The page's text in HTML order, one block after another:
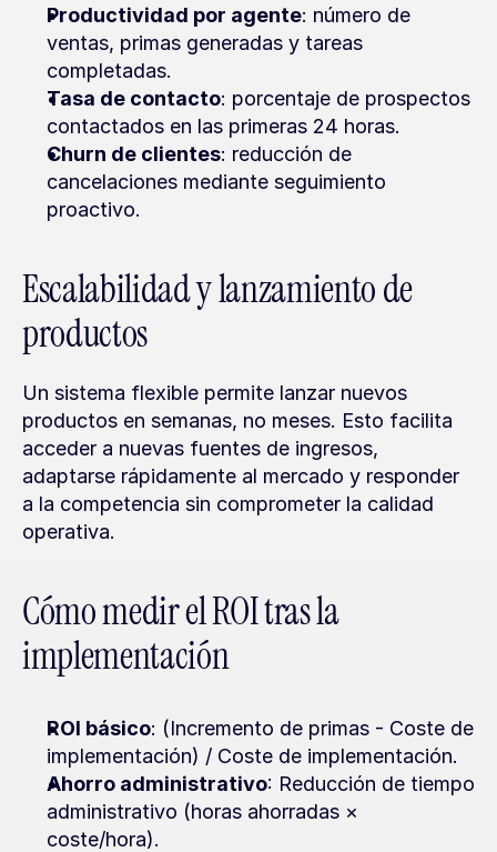
Productividad por agente: número de
ventas, primas generadas y tareas
completadas.
Tasa de contacto: porcentaje de prospectos
contactados en las primeras 24 horas.
Churn de clientes: reducción de
cancelaciones mediante seguimiento
proactivo.
Escalabilidad y lanzamiento de
productos
Un sistema flexible permite lanzar nuevos
productos en semanas, no meses. Esto facilita
acceder a nuevas fuentes de ingresos,
adaptarse rápidamente al mercado y responder
a la competencia sin comprometer la calidad
operativa.
Cómo medir el ROI tras la
implementación
ROI básico: (Incremento de primas - Coste de
implementación) / Coste de implementación.
Ahorro administrativo: Reducción de tiempo
administrativo (horas ahorradas ×
coste/hora).